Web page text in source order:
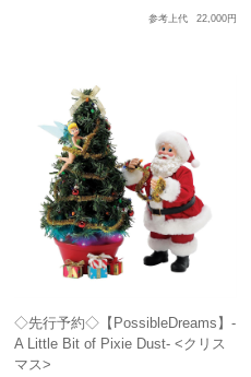
参考上代 22,000円
◇先行予約◇【PossibleDreams】-
A Little Bit of Pixie Dust- <クリス
マス>